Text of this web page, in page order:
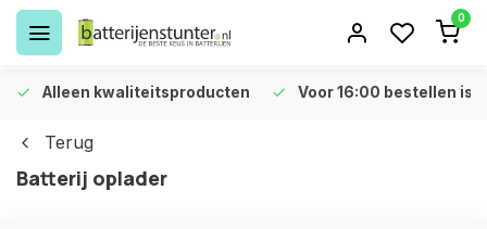
0
Alleen kwaliteitsproducten Voor 16:00 bestellen is
Terug
Batterij oplader